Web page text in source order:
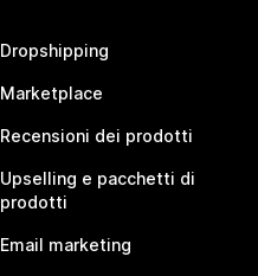
Dropshipping
Marketplace
Recensioni dei prodotti
Upselling e pacchetti di
prodotti
Email marketing